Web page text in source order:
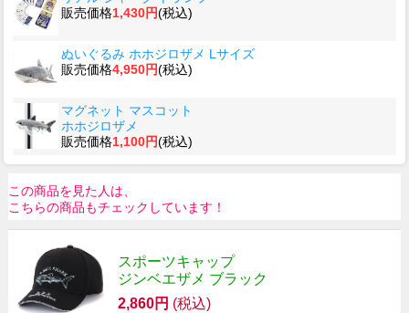
販売価格1,430円(税込)
ぬいぐるみ ホホジロザメ Lサイズ
販売価格4,950円(税込)
マグネット マスコット
ホホジロザメ
販売価格1,100円(税込)
この商品を見た人は、
こちらの商品もチェックしています！
スポーツキャップ
ジンベエザメ ブラック
2,860円 (税込)